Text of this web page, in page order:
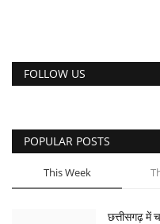
FOLLOW US
POPULAR POSTS
This Week
छत्तीसगढ़ में